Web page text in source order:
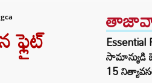
ఫ్లైట్‌ సామాన్యుడి
15